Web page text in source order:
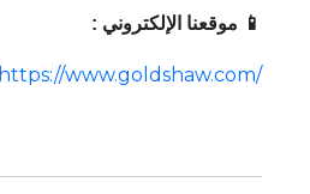
📱 موقعنا الإلكتروني :
https://www.goldshaw.com/